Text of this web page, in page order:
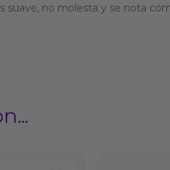
suave, no molesta y se nota